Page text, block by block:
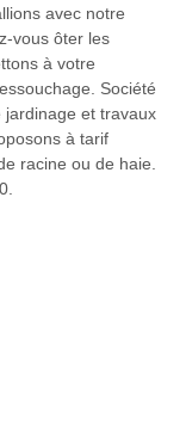
avec notre
vous ôter les
à votre
Société
jardinage et travaux
à tarif
racine ou de haie.